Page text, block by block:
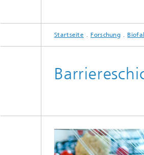
ÜBER UNS
ZUSAMMENARBEIT
FORSCHUNG
ANALYTIK / PRÜFUNG
PUBLIKATIONEN
Startseite Forschung